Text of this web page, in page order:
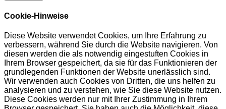
Cookie-Hinweise
Diese Website verwendet Cookies, um Ihre Erfahrung zu
verbessern, während Sie durch die Website navigieren. Von
diesen werden die als notwendig eingestuften Cookies in
Ihrem Browser gespeichert, da sie für das Funktionieren der
grundlegenden Funktionen der Website unerlässlich sind.
Wir verwenden auch Cookies von Dritten, die uns helfen zu
analysieren und zu verstehen, wie Sie diese Website nutzen.
Diese Cookies werden nur mit Ihrer Zustimmung in Ihrem